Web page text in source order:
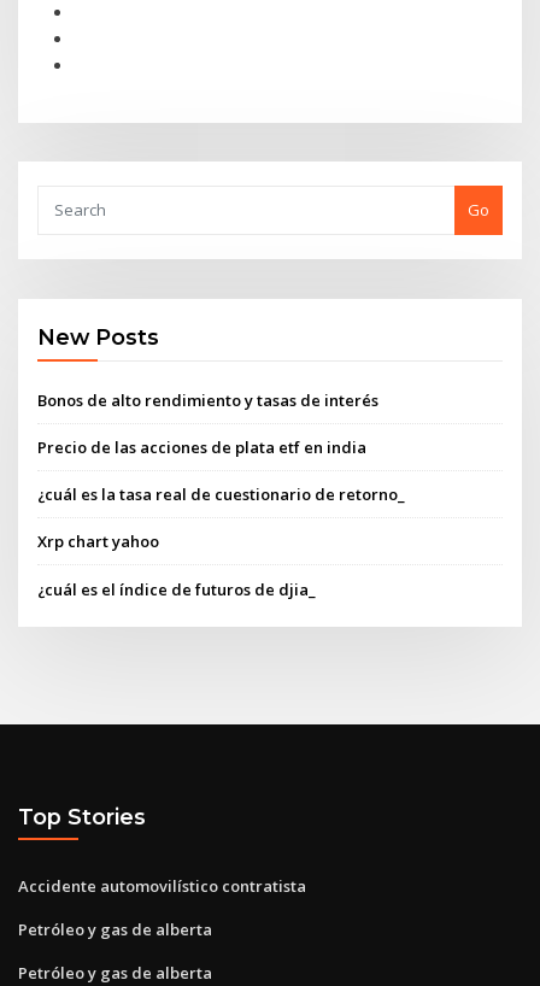
Go
New Posts
Bonos de alto rendimiento y tasas de interés
Precio de las acciones de plata etf en india
¿cuál es la tasa real de cuestionario de retorno_
Xrp chart yahoo
¿cuál es el índice de futuros de djia_
Top Stories
Accidente automovilístico contratista
Petróleo y gas de alberta
Petróleo y gas de alberta